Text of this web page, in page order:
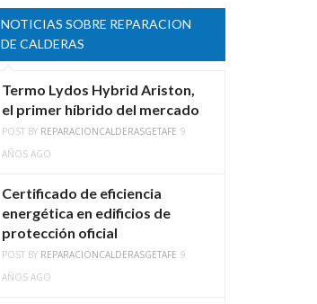
NOTICIAS SOBRE REPARACION
DE CALDERAS
Termo Lydos Hybrid Ariston,
el primer híbrido del mercado
POST BY REPARACIONCALDERASGETAFE 9
AÑOS AGO
Certificado de eficiencia
energética en edificios de
protección oficial
POST BY REPARACIONCALDERASGETAFE 9
AÑOS AGO